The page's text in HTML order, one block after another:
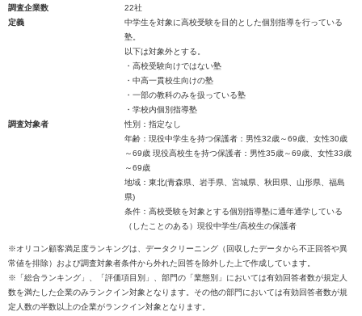
調査企業数
22社
定義
中学生を対象に高校受験を目的とした個別指導を行っている
塾。
以下は対象外とする。
・高校受験向けではない塾
・中高一貫校生向けの塾
・一部の教科のみを扱っている塾
・学校内個別指導塾
調査対象者
性別：指定なし
年齢：現役中学生を持つ保護者：男性32歳～69歳、女性30歳
～69歳 現役高校生を持つ保護者：男性35歳～69歳、女性33歳
～69歳
地域：東北(青森県、岩手県、宮城県、秋田県、山形県、福島
県)
条件：高校受験を対象とする個別指導塾に通年通学している
（したことのある）現役中学生/高校生の保護者
※オリコン顧客満足度ランキングは、データクリーニング（回収したデータから不正回答や異
常値を排除）および調査対象者条件から外れた回答を除外した上で作成しています。
※「総合ランキング」、「評価項目別」、部門の「業態別」においては有効回答者数が規定人
数を満たした企業のみランクイン対象となります。その他の部門においては有効回答者数が規
定人数の半数以上の企業がランクイン対象となります。